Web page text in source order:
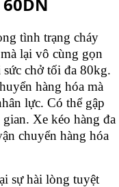
tình trạng cháy
lại vô cùng gọn
chở tối đa 80kg.
hàng hóa mà
lực. Có thể gập
Xe kéo hàng đa
chuyển hàng hóa
sự hài lòng tuyệt